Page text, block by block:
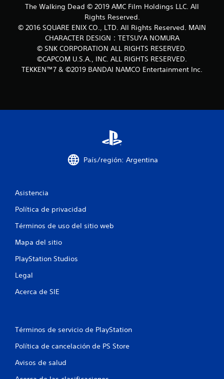
4
0
5
4
The Walking Dead © 2019 AMC Film Holdings LLC. All
Rights Reserved.
© 2016 SQUARE ENIX CO., LTD. All Rights Reserved. MAIN
CHARACTER DESIGN：TETSUYA NOMURA
© SNK CORPORATION ALL RIGHTS RESERVED.
©CAPCOM U.S.A., INC. ALL RIGHTS RESERVED.
TEKKEN™7 & ©2019 BANDAI NAMCO Entertainment Inc.
País/región: Argentina
Asistencia
Política de privacidad
Términos de uso del sitio web
Mapa del sitio
PlayStation Studios
Legal
Acerca de SIE
Términos de servicio de PlayStation
Política de cancelación de PS Store
Avisos de salud